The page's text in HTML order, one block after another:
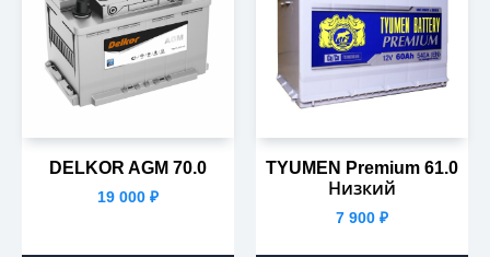
DELKOR AGM 70.0
19 000 ₽
TYUMEN Premium 61.0
Низкий
7 900 ₽